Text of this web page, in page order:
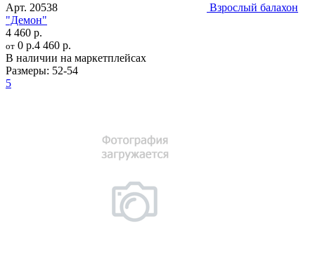
Арт. 20538
Взрослый балахон
"Демон"
4 460 р.
от 0 р.4 460 р.
В наличии на маркетплейсах
Размеры: 52-54
5